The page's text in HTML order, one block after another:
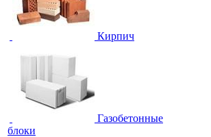
Кирпич
Газобетонные
блоки